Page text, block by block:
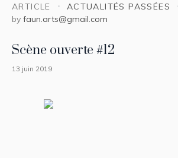
ARTICLE
ACTUALITÉS PASSÉES
by faun.arts@gmail.com
Scène ouverte #12
13 juin 2019